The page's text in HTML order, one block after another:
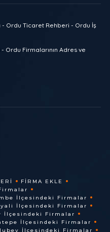
Ordu Ticaret Rehberi - Ordu İş
Ordu Firmalarının Adres ve
FIRMA EKLE
İlçesindeki Firmalar
İlçesindeki Firmalar
İlçesindeki Firmalar
İlçesindeki Firmalar
İlçesindeki Firmalar